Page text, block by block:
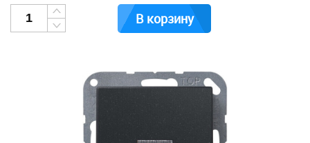
В корзину